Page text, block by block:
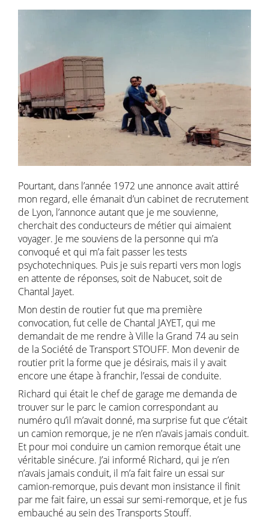
Pourtant, dans l’année 1972 une annonce avait attiré
mon regard, elle émanait d’un cabinet de recrutement
de Lyon, l’annonce autant que je me souvienne,
cherchait des conducteurs de métier qui aimaient
voyager. Je me souviens de la personne qui m’a
convoqué et qui m’a fait passer les tests
psychotechniques. Puis je suis reparti vers mon logis
en attente de réponses, soit de Nabucet, soit de
Chantal Jayet.
Mon destin de routier fut que ma première
convocation, fut celle de Chantal JAYET, qui me
demandait de me rendre à Ville la Grand 74 au sein
de la Société de Transport STOUFF. Mon devenir de
routier prit la forme que je désirais, mais il y avait
encore une étape à franchir, l’essai de conduite.
Richard qui était le chef de garage me demanda de
trouver sur le parc le camion correspondant au
numéro qu’il m’avait donné, ma surprise fut que c’était
un camion remorque, je ne n’en n’avais jamais conduit.
Et pour moi conduire un camion remorque était une
véritable sinécure. J’ai informé Richard, qui je n’en
n’avais jamais conduit, il m’a fait faire un essai sur
camion-remorque, puis devant mon insistance il finit
par me fait faire, un essai sur semi-remorque, et je fus
embauché au sein des Transports Stouff.